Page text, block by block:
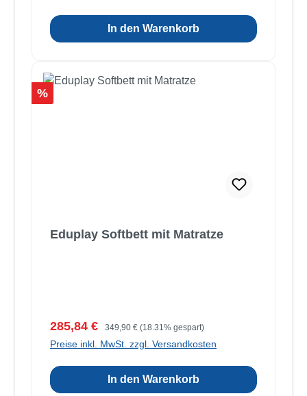
In den Warenkorb
Rabatt
%
Eduplay Softbett mit Matratze
Verkaufspreis:
285,84 € Regulärer Preis:
349,90 € (18.31% gespart)
Preise inkl. MwSt. zzgl. Versandkosten
In den Warenkorb